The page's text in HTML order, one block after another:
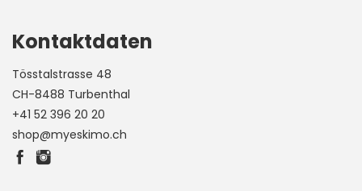
Kontaktdaten
Tösstalstrasse 48
CH-8488 Turbenthal
+41 52 396 20 20
shop@myeskimo.ch